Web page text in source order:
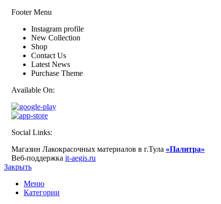
Footer Menu
Instagram profile
New Collection
Shop
Contact Us
Latest News
Purchase Theme
Available On:
Social Links:
Магазин Лакокрасочных материалов в г.Тула «Палитра»
Веб-поддержка it-aegis.ru
Закрыть
Меню
Категории